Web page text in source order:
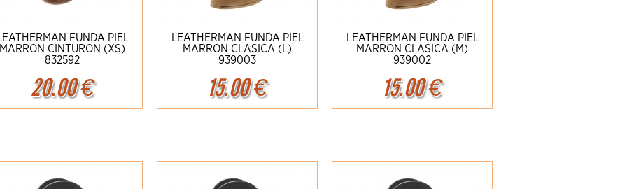
FUNDA PIEL
MARRON CINTURON (XS)
832592
20.00€
Ampliar Detalles
LEATHERMAN FUNDA PIEL
MARRON CLASICA (L)
939003
15.00€
Ampliar Detalles
LEATHERMAN FUNDA PIEL
MARRON CLASICA (M)
939002
15.00€
Ampliar Detalles